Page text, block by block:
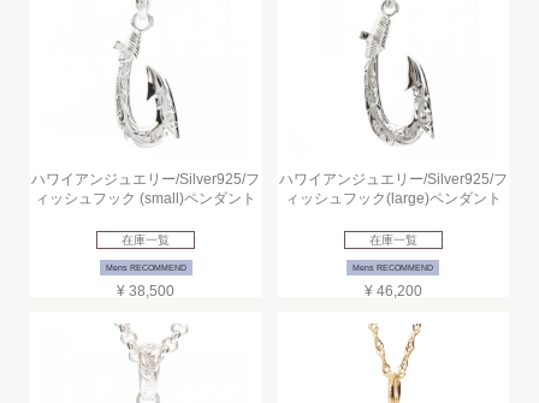
ハワイアンジュエリー/Silver925/フ
ィッシュフック (small)ペンダント
在庫一覧
Mens RECOMMEND
¥ 38,500
ハワイアンジュエリー/Silver925/フ
ィッシュフック(large)ペンダント
在庫一覧
Mens RECOMMEND
¥ 46,200